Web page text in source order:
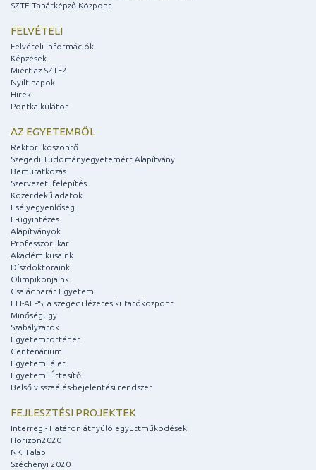
SZTE Tanárképző Központ
FELVÉTELI
Felvételi információk
Képzések
Miért az SZTE?
Nyílt napok
Hírek
Pontkalkulátor
AZ EGYETEMRŐL
Rektori köszöntő
Szegedi Tudományegyetemért Alapítvány
Bemutatkozás
Szervezeti felépítés
Közérdekű adatok
Esélyegyenlőség
E-ügyintézés
Alapítványok
Professzori kar
Akadémikusaink
Díszdoktoraink
Olimpikonjaink
Családbarát Egyetem
ELI-ALPS, a szegedi lézeres kutatóközpont
Minőségügy
Szabályzatok
Egyetemtörténet
Centenárium
Egyetemi élet
Egyetemi Értesítő
Belső visszaélés-bejelentési rendszer
FEJLESZTÉSI PROJEKTEK
Interreg - Határon átnyúló együttműködések
Horizon2020
NKFI alap
Széchenyi 2020